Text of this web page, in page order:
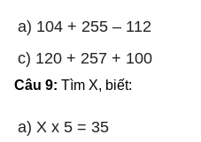
a) 104 + 255 – 112
c) 120 + 257 + 100
Câu 9: Tìm X, biết:
a) X x 5 = 35